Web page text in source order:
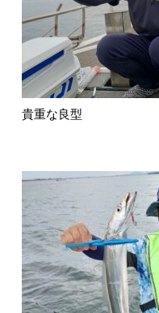
貴重な良型